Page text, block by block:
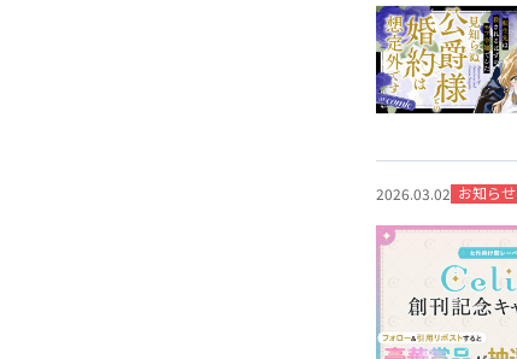
2026.03.02 お知らせ